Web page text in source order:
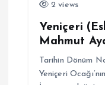
2 views
Yeniçeri
Mahmut
Tarihin Dönüm
Yeniçeri